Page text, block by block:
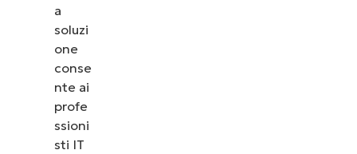
a
soluzi
one
conse
nte ai
profe
ssioni
sti IT